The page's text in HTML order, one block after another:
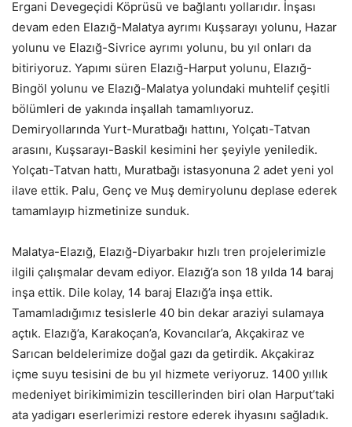
Ergani Devegeçidi Köprüsü ve bağlantı yollarıdır. İnşası
devam eden Elazığ-Malatya ayrımı Kuşsarayı yolunu, Hazar
yolunu ve Elazığ-Sivrice ayrımı yolunu, bu yıl onları da
bitiriyoruz. Yapımı süren Elazığ-Harput yolunu, Elazığ-
Bingöl yolunu ve Elazığ-Malatya yolundaki muhtelif çeşitli
bölümleri de yakında inşallah tamamlıyoruz.
Demiryollarında Yurt-Muratbağı hattını, Yolçatı-Tatvan
arasını, Kuşsarayı-Baskil kesimini her şeyiyle yeniledik.
Yolçatı-Tatvan hattı, Muratbağı istasyonuna 2 adet yeni yol
ilave ettik. Palu, Genç ve Muş demiryolunu deplase ederek
tamamlayıp hizmetinize sunduk.
Malatya-Elazığ, Elazığ-Diyarbakır hızlı tren projelerimizle
ilgili çalışmalar devam ediyor. Elazığ’a son 18 yılda 14 baraj
inşa ettik. Dile kolay, 14 baraj Elazığ’a inşa ettik.
Tamamladığımız tesislerle 40 bin dekar araziyi sulamaya
açtık. Elazığ’a, Karakoçan’a, Kovancılar’a, Akçakiraz ve
Sarıcan beldelerimize doğal gazı da getirdik. Akçakiraz
içme suyu tesisini de bu yıl hizmete veriyoruz. 1400 yıllık
medeniyet birikimimizin tescillerinden biri olan Harput’taki
ata yadigarı eserlerimizi restore ederek ihyasını sağladık.